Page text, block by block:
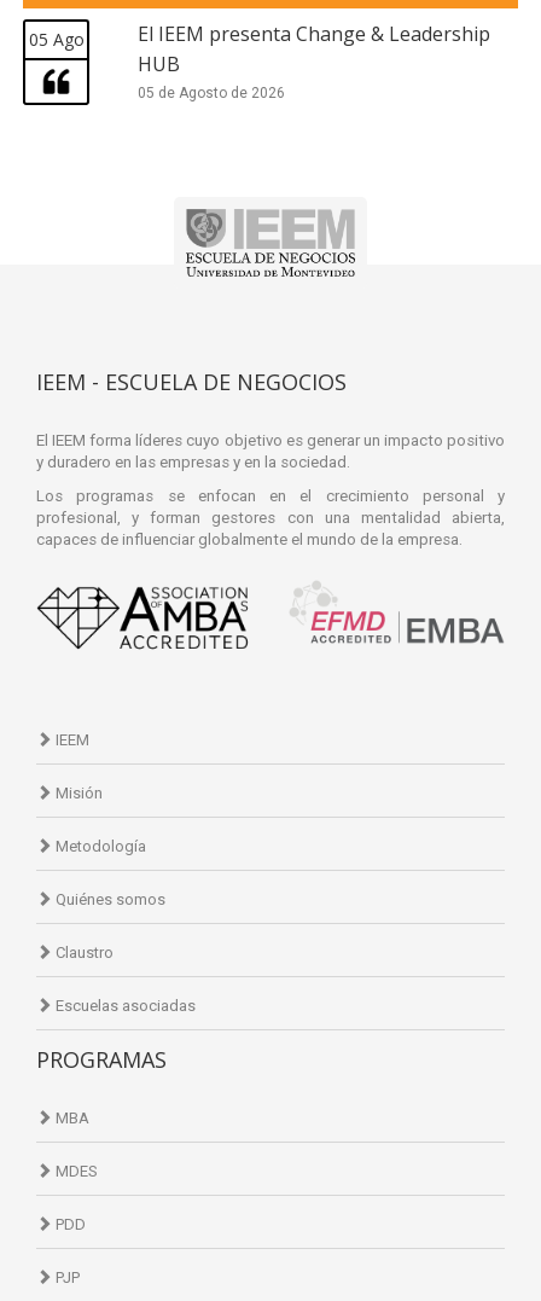
05 Ago
El IEEM presenta Change & Leadership
HUB
05 de Agosto de 2026
IEEM - ESCUELA DE NEGOCIOS
El IEEM forma líderes cuyo objetivo es generar un impacto positivo
y duradero en las empresas y en la sociedad.
Los programas se enfocan en el crecimiento personal y
profesional, y forman gestores con una mentalidad abierta,
capaces de influenciar globalmente el mundo de la empresa.
IEEM
Misión
Metodología
Quiénes somos
Claustro
Escuelas asociadas
PROGRAMAS
MBA
MDES
PDD
PJP